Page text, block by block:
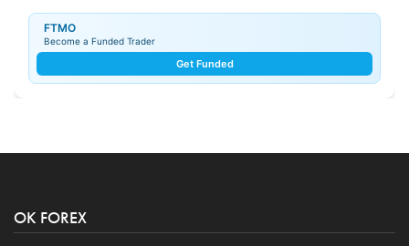
FTMO
Become a Funded Trader
Get Funded
OK FOREX